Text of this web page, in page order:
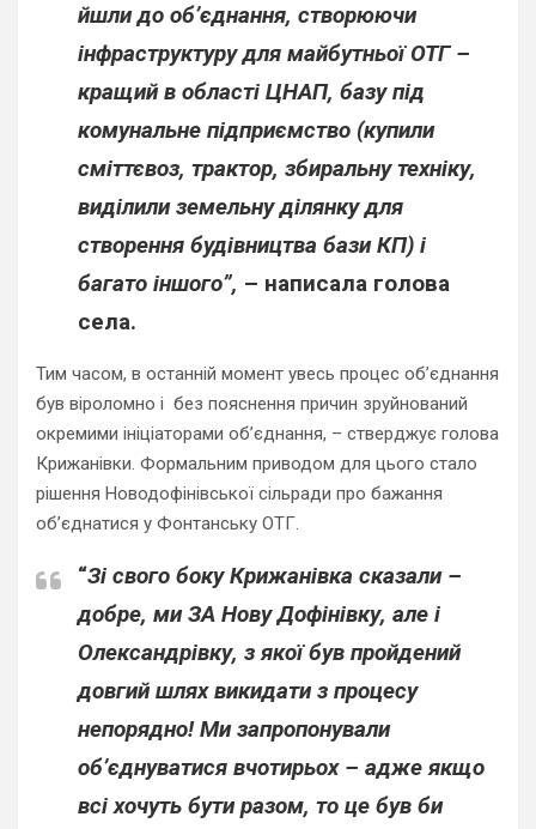
йшли до об’єднання, створюючи
інфраструктуру для майбутньої ОТГ –
кращий в області ЦНАП, базу під
комунальне підприємство (купили
сміттєвоз, трактор, збиральну техніку,
виділили земельну ділянку для
створення будівництва бази КП) і
багато іншого”, – написала голова
села.
Тим часом, в останній момент увесь процес об’єднання
був віроломно і без пояснення причин зруйнований
окремими ініціаторами об’єднання, – стверджує голова
Крижанівки. Формальним приводом для цього стало
рішення Новодофінівської сільради про бажання
об’єднатися у Фонтанську ОТГ.
“Зі свого боку Крижанівка сказали –
добре, ми ЗА Нову Дофінівку, але і
Олександрівку, з якої був пройдений
довгий шлях викидати з процесу
непорядно! Ми запропонували
об’єднуватися вчотирьох – адже якщо
всі хочуть бути разом, то це був би